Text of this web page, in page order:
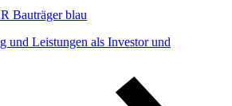
und Leistungen als Investor und